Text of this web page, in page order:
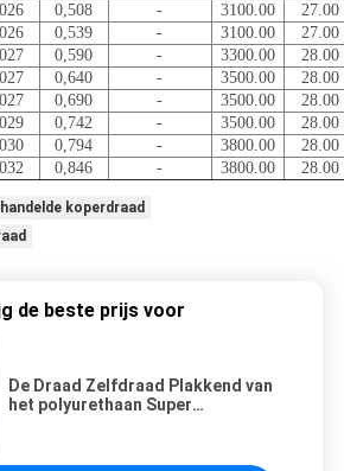
0,508 - 3100.00
27.00
0,539 - 3100.00
27.00
0,590 - 3300.00
28.00
0,640 - 3500.00
28.00
0,690 - 3500.00
28.00
0,742 - 3500.00
28.00
0,794 - 3800.00
28.00
0,846 - 3800.00 28.00
koperdraad
de beste prijs voor
De Draad Zelfdraad Plakkend van
het polyurethaan Super